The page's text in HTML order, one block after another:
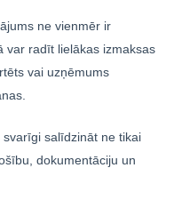
ne vienmēr ir
var radīt lielākas izmaksas
vai uzņēmums
salīdzināt ne tikai
dokumentāciju un